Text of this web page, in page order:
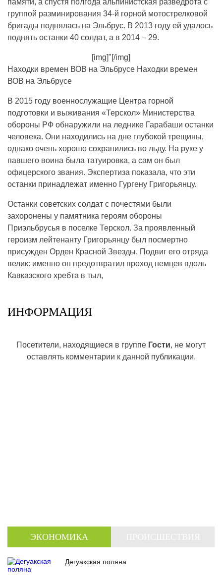
памяти, а спустя полгода альпинистская разведрота с
группой разминирования 34-й горной мотострелковой
бригады поднялась на Эльбрус. В 2013 году ей удалось
поднять останки 40 солдат, а в 2014 – 29.
[img]"[/img]
Находки времен ВОВ на Эльбрусе Находки времен
ВОВ на Эльбрусе
В 2015 году военнослужащие Центра горной
подготовки и выживания «Терскол» Министерства
обороны РФ обнаружили на леднике Гарабаши останки
человека. Они находились на дне глубокой трещины,
однако очень хорошо сохранились во льду. На руке у
павшего воина была татуировка, а сам он был
офицерского звания. Экспертиза показала, что эти
останки принадлежат именно Гургену Григорьянцу.
Останки советских солдат с почестями были
захоронены у памятника героям обороны
Приэльбрусья в поселке Терскол. За проявленный
героизм лейтенанту Григорьянцу был посмертно
присужден Орден Красной Звезды. Подвиг его отряда
велик: именно он предотвратил проход немцев вдоль
Кавказского хребта в тыл,
ИНФОРМАЦИЯ
Посетители, находящиеся в группе Гости, не могут
оставлять комментарии к данной публикации.
ЭКОНОМИКА
Дегуакская поляна